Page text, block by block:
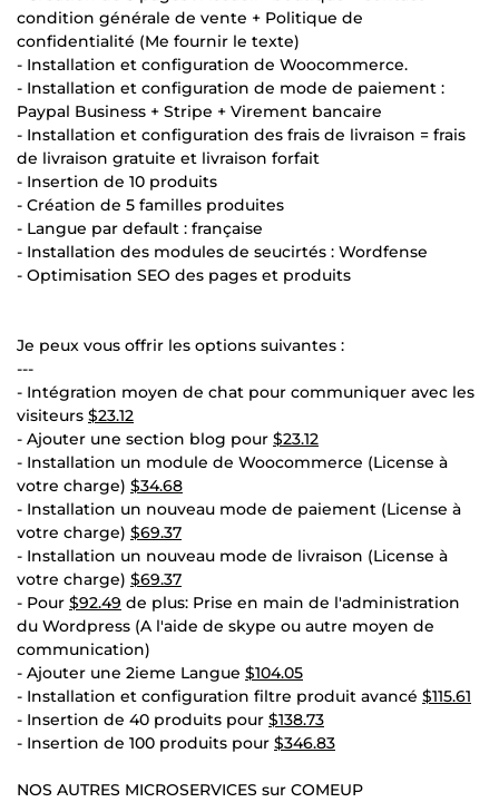
condition générale de vente + Politique de
confidentialité (Me fournir le texte)
- Installation et configuration de Woocommerce.
- Installation et configuration de mode de paiement :
Paypal Business + Stripe + Virement bancaire
- Installation et configuration des frais de livraison = frais
de livraison gratuite et livraison forfait
- Insertion de 10 produits
- Création de 5 familles produites
- Langue par default : française
- Installation des modules de seucirtés : Wordfense
- Optimisation SEO des pages et produits
Je peux vous offrir les options suivantes :
---
- Intégration moyen de chat pour communiquer avec les
visiteurs $23.12
- Ajouter une section blog pour $23.12
- Installation un module de Woocommerce (License à
votre charge) $34.68
- Installation un nouveau mode de paiement (License à
votre charge) $69.37
- Installation un nouveau mode de livraison (License à
votre charge) $69.37
- Pour $92.49 de plus: Prise en main de l'administration
du Wordpress (A l'aide de skype ou autre moyen de
communication)
- Ajouter une 2ieme Langue $104.05
- Installation et configuration filtre produit avancé $115.61
- Insertion de 40 produits pour $138.73
- Insertion de 100 produits pour $346.83
NOS AUTRES MICROSERVICES sur COMEUP